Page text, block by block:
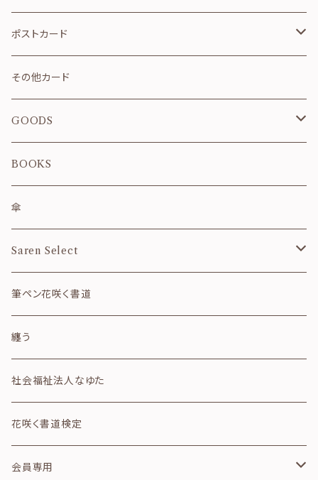
ポストカード
お祝い・お礼
春
夏
秋
冬
和風月名
干支
四字熟語
詩のカード
想いのカード
その他カード
GOODS
雑貨のセット
カレンダー
御朱印帳
ご祝儀袋
便箋・封筒
クリアファイル
ガラス箸置き
テープ・シール
BOOKS
傘
Saren Select
フレーム
その他
筆ペン花咲く書道
纏う
社会福祉法人なゆた
花咲く書道検定
会員専用